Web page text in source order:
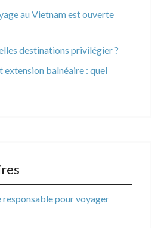
au Vietnam est ouverte
destinations privilégier ?
extension balnéaire : quel
pour voyager